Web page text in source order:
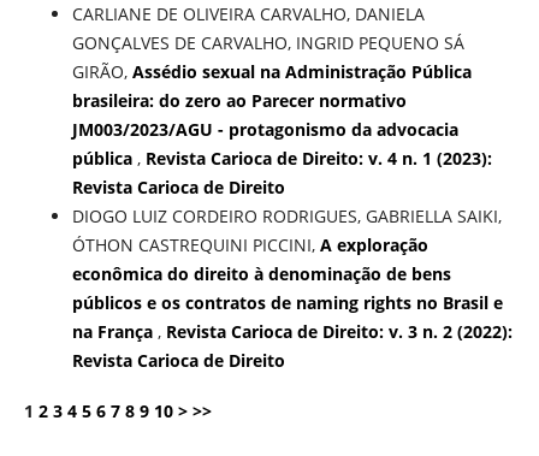
CARLIANE DE OLIVEIRA CARVALHO, DANIELA
GONÇALVES DE CARVALHO, INGRID PEQUENO SÁ
GIRÃO, Assédio sexual na Administração Pública
brasileira: do zero ao Parecer normativo
JM003/2023/AGU - protagonismo da advocacia
pública , Revista Carioca de Direito: v. 4 n. 1 (2023):
Revista Carioca de Direito
DIOGO LUIZ CORDEIRO RODRIGUES, GABRIELLA SAIKI,
ÓTHON CASTREQUINI PICCINI, A exploração
econômica do direito à denominação de bens
públicos e os contratos de naming rights no Brasil e
na França , Revista Carioca de Direito: v. 3 n. 2 (2022):
Revista Carioca de Direito
1 2 3 4 5 6 7 8 9 10 > >>